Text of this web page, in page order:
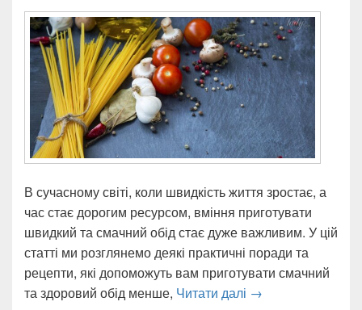
В сучасному світі, коли швидкість життя зростає, а
час стає дорогим ресурсом, вміння приготувати
швидкий та смачний обід стає дуже важливим. У цій
статті ми розглянемо деякі практичні поради та
рецепти, які допоможуть вам приготувати смачний
та здоровий обід менше, Читати далі Майстер-клас з
→